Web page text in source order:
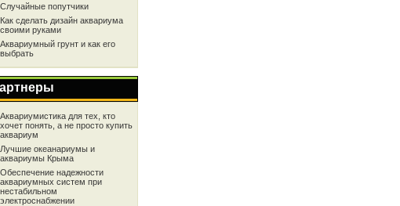
Случайные попутчики
Как сделать дизайн аквариума
своими руками
Аквариумный грунт и как его
выбрать
Аквариумистика для тех, кто
хочет понять, а не просто купить
аквариум
Лучшие океанариумы и
аквариумы Крыма
Обеспечение надежности
аквариумных систем при
нестабильном
электроснабжении